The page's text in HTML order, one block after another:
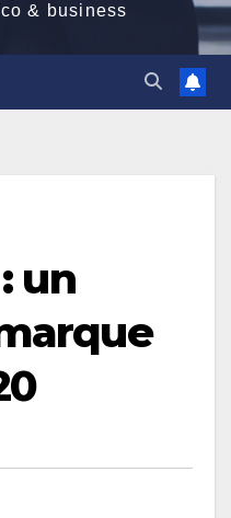
& business
un